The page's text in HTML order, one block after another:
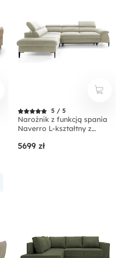
5 / 5
Narożnik z funkcją spania
Naverro L-kształtny z
velvet hydrofobowy
5699 zł